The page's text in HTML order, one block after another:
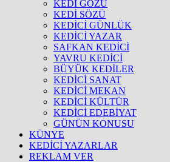
KEDİ GÖZÜ
KEDİ SÖZÜ
KEDİCİ GÜNLÜK
KEDİCİ YAZAR
SAFKAN KEDİCİ
YAVRU KEDİCİ
BÜYÜK KEDİLER
KEDİCİ SANAT
KEDİCİ MEKAN
KEDİCİ KÜLTÜR
KEDİCİ EDEBİYAT
GÜNÜN KONUSU
KÜNYE
KEDİCİ YAZARLAR
REKLAM VER